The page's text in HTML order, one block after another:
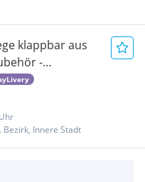
klappbar aus
-
Bezirk, Innere Stadt